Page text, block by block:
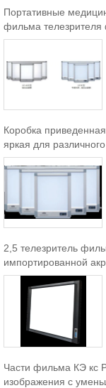
Портативные
фильма телезрителя
Коробка
яркая для
2,5 телезритель
импортированной
Части фильма КЭ кс
изображения с